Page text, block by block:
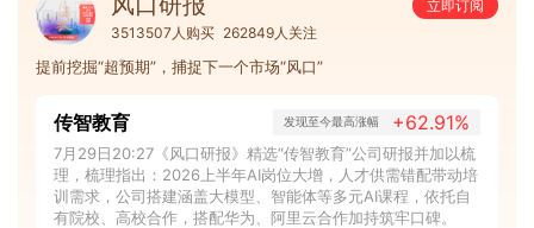
立即订阅
3513507人购买 262849人关注
提前挖掘“超预期”，捕捉下一个市场“风口”
传智教育 发现至今最高涨幅 +62.91%
7月29日20:27《风口研报》精选“传智教育”公司研报并加以梳
理，梳理指出：2026上半年AI岗位大增，人才供需错配带动培
训需求，公司搭建涵盖大模型、智能体等多元AI课程，依托自
有院校、高校合作，搭配华为、阿里云合作加持筑牢口碑。